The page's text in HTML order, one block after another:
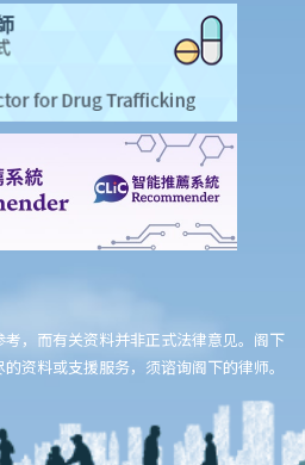
是婚姻协议书？
吗？如果非婚生子女在出生登记时未有
否可以行使父母权利？需要子女的母亲
如脱氧核醣核酸测试报告）？
异性伴侣相同的育儿权？
反对整容吗？
，而有关资料并非正式法律意见。阁下
资料或支援服务，须谘询阁下的律师。